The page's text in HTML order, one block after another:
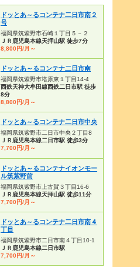
ドッとあ～るコンテナ二日市南２
号
福岡県筑紫野市石崎１丁目５－２
ＪＲ鹿児島本線天拝山駅 徒歩7分
8,800円/月～
ドッとあ～るコンテナ二日市南
福岡県筑紫野市塔原東１丁目14-4
西鉄天神大牟田線西鉄二日市駅 徒歩
8分
8,800円/月～
ドッとあ～るコンテナ二日市中央
福岡県筑紫野市二日市中央２丁目8
ＪＲ鹿児島本線二日市駅 徒歩3分
7,700円/月～
ドッとあ～るコンテナイオンモー
ル筑紫野前
福岡県筑紫野市上古賀３丁目16-6
ＪＲ鹿児島本線天拝山駅 徒歩11分
7,700円/月～
ドッとあ～るコンテナ二日市南４
丁目
福岡県筑紫野市二日市南４丁目10-1
ＪＲ鹿児島本線二日市駅
7,700円/月～